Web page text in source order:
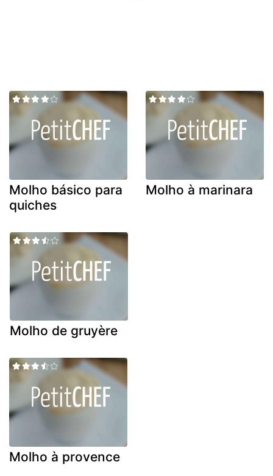
Molho básico para
quiches
Molho à marinara
Molho de gruyère
Molho à provence